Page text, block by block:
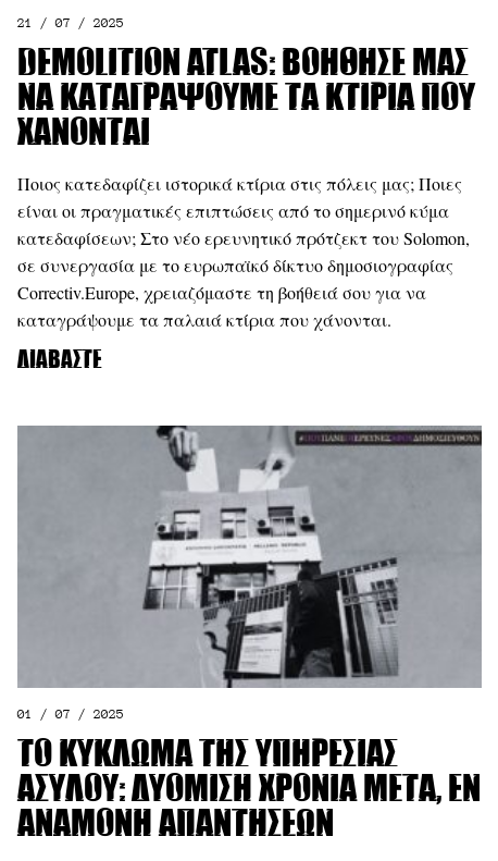
21 / 07 / 2025
Demolition Atlas: Βοήθησέ μας
να καταγράψουμε τα κτίρια που
χάνονται
Ποιος κατεδαφίζει ιστορικά κτίρια στις πόλεις μας; Ποιες
είναι οι πραγματικές επιπτώσεις από το σημερινό κύμα
κατεδαφίσεων; Στο νέο ερευνητικό πρότζεκτ του Solomon,
σε συνεργασία με το ευρωπαϊκό δίκτυο δημοσιογραφίας
Correctiv.Europe, χρειαζόμαστε τη βοήθειά σου για να
καταγράψουμε τα παλαιά κτίρια που χάνονται.
Διαβάστε
01 / 07 / 2025
Το κύκλωμα της Υπηρεσίας
Ασύλου: Δυόμιση χρόνια μετά, εν
αναμονή απαντήσεων